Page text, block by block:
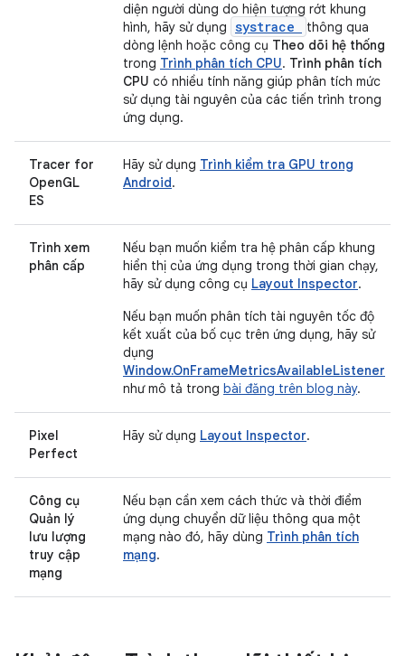
diện người dùng do hiện tượng rớt khung
hình, hãy sử dụng systrace
thông qua
dòng lệnh hoặc công cụ Theo dõi hệ thống
trong Trình phân tích CPU. Trình phân tích
CPU có nhiều tính năng giúp phân tích mức
sử dụng tài nguyên của các tiến trình trong
ứng dụng.
Tracer for
OpenGL
ES
Hãy sử dụng Trình kiểm tra GPU trong
Android.
Trình xem
phân cấp
Nếu bạn muốn kiểm tra hệ phân cấp khung
hiển thị của ứng dụng trong thời gian chạy,
hãy sử dụng công cụ Layout Inspector.
Nếu bạn muốn phân tích tài nguyên tốc độ
kết xuất của bố cục trên ứng dụng, hãy sử
dụng
Window.OnFrameMetricsAvailableListener
như mô tả trong bài đăng trên blog này.
Pixel
Perfect
Hãy sử dụng Layout Inspector.
Công cụ
Quản lý
lưu lượng
truy cập
mạng
Nếu bạn cần xem cách thức và thời điểm
ứng dụng chuyển dữ liệu thông qua một
mạng nào đó, hãy dùng Trình phân tích
mạng.